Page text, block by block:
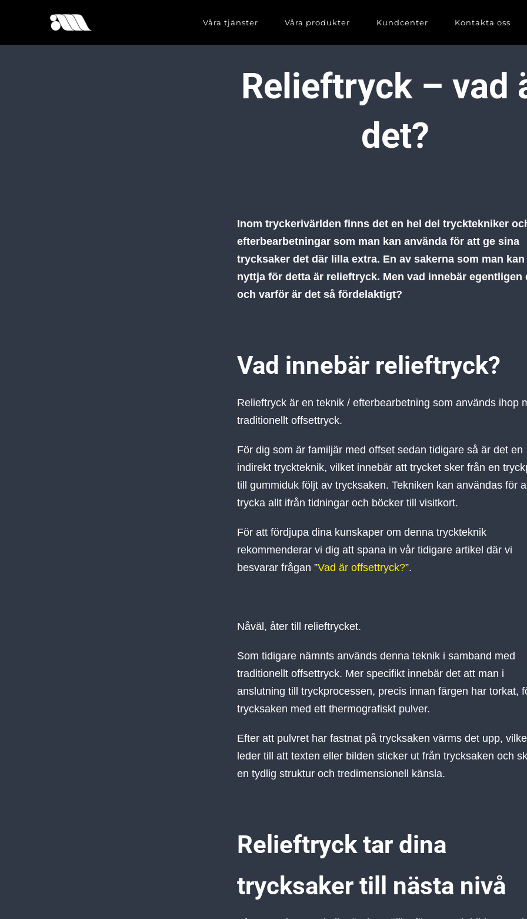
Våra tjänster Våra produkter Kundcenter Kontakta oss
Relieftryck – vad
det?
Inom tryckerivärlden finns det en hel del trycktekniker
efterbearbetningar som man kan använda för att ge sina
trycksaker det där lilla extra. En av sakerna som man kan
nyttja för detta är relieftryck. Men vad innebär egentligen
och varför är det så fördelaktigt?
Vad innebär relieftryck?
Relieftryck är en teknik / efterbearbetning som används ihop
traditionellt offsettryck.
För dig som är familjär med offset sedan tidigare så är det en
indirekt tryckteknik, vilket innebär att trycket sker från en
till gummiduk följt av trycksaken. Tekniken kan användas för
trycka allt ifrån tidningar och böcker till visitkort.
För att fördjupa dina kunskaper om denna tryckteknik
rekommenderar vi dig att spana in vår tidigare artikel där vi
besvarar frågan ”Vad är offsettryck?”.
Nåväl, åter till relieftrycket.
Som tidigare nämnts används denna teknik i samband med
traditionellt offsettryck. Mer specifikt innebär det att man i
anslutning till tryckprocessen, precis innan färgen har torkat,
trycksaken med ett thermografiskt pulver.
Efter att pulvret har fastnat på trycksaken värms det upp,
leder till att texten eller bilden sticker ut från trycksaken och
en tydlig struktur och tredimensionell känsla.
Relieftryck tar dina
trycksaker till nästa nivå